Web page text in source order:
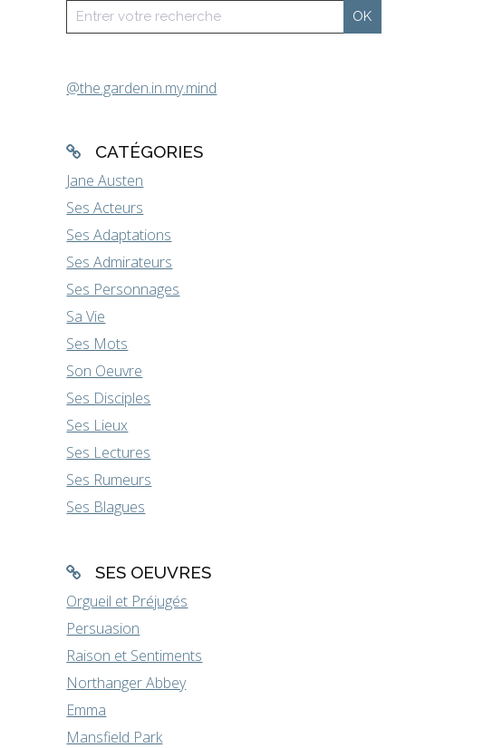
@the.garden.in.my.mind
CATÉGORIES
Jane Austen
Ses Acteurs
Ses Adaptations
Ses Admirateurs
Ses Personnages
Sa Vie
Ses Mots
Son Oeuvre
Ses Disciples
Ses Lieux
Ses Lectures
Ses Rumeurs
Ses Blagues
SES OEUVRES
Orgueil et Préjugés
Persuasion
Raison et Sentiments
Northanger Abbey
Emma
Mansfield Park